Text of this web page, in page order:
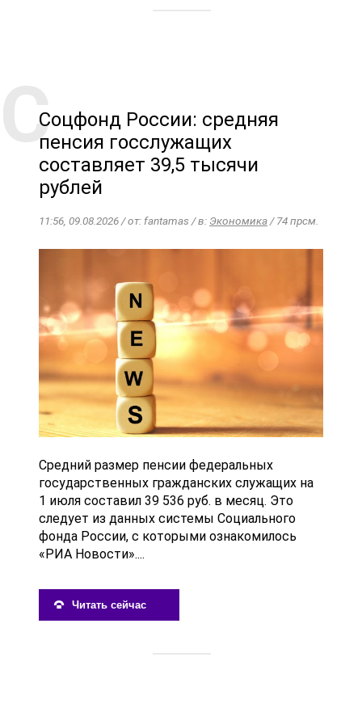
Соцфонд России: средняя
пенсия госслужащих
составляет 39,5 тысячи
рублей
11:56, 09.08.2026 / от: fantamas / в: Экономика/ 74 прсм.
Средний размер пенсии федеральных
государственных гражданских служащих на
1 июля составил 39 536 руб. в месяц. Это
следует из данных системы Социального
фонда России, с которыми ознакомилось
«РИА Новости»....
Читать сейчас